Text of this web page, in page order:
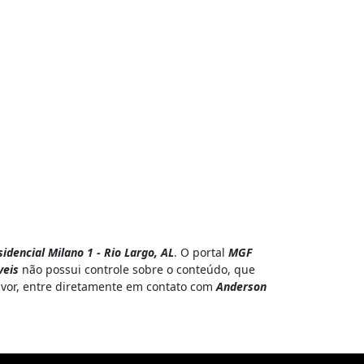
Milano 1 - Rio Largo, AL. O portal MGF
não possui controle sobre o conteúdo, que
entre diretamente em contato com Anderson